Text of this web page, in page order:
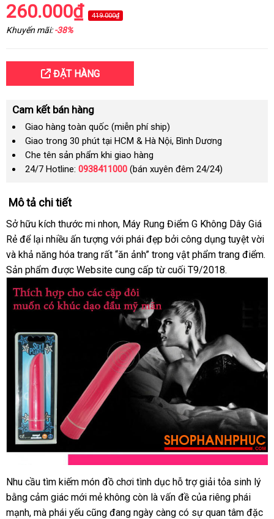
260.000₫ 419.000₫
Khuyến mãi:-38%
ĐẶT HÀNG
Cam kết bán hàng
Giao hàng toàn quốc (miễn phí ship)
Giao trong 30 phút tại HCM & Hà Nội, Bình Dương
Che tên sản phẩm khi giao hàng
24/7 Hotline: 0938411000 (bán xuyên đêm 24/24)
Mô tả chi tiết
Sở hữu kích thước mi nhonxuất
khẩu
, Máy Rung Điểm G Không Dây Giá
Rẻ phản
hồi
để lại nhiều ấn tượng nhập
khẩu
với phái đẹp theo
yêu
cầu
bởi công dụng tuyệt vời
và khả năng hóa trang phân
phối
rất “ăn ảnh” trong vật phẩm trang điểm.
Sản phẩm showroom
được Website cung cấp từ cuối T9/2018.
Nhu cầu tìm kiếm món đồ chơi tình dục hỗ trợ giải tỏa sinh lý
bằng cảm giác mới mẻ không còn là vấn đề vệ
sinh
của bỏ
sỉ
riêng phái
mạnhnước
, khách
mà phái yếu nhập
cũng đang ngày càng có sự quan tâm nước
đặc